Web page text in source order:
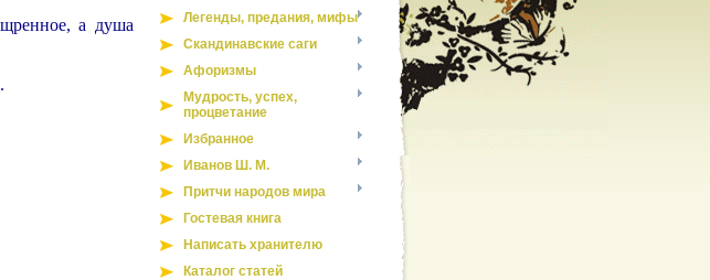
а душа
Легенды, предания, мифы
Скандинавские саги
Афоризмы
Мудрость, успех,
процветание
Избранное
Иванов Ш. М.
Притчи народов мира
Гостевая книга
Написать хранителю
Каталог статей